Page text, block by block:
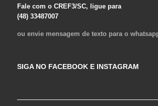
Fale com o CREF3/SC, ligue para
(48) 33487007
ou envie mensagem de texto para o
SIGA NO FACEBOOK E INSTAGRAM